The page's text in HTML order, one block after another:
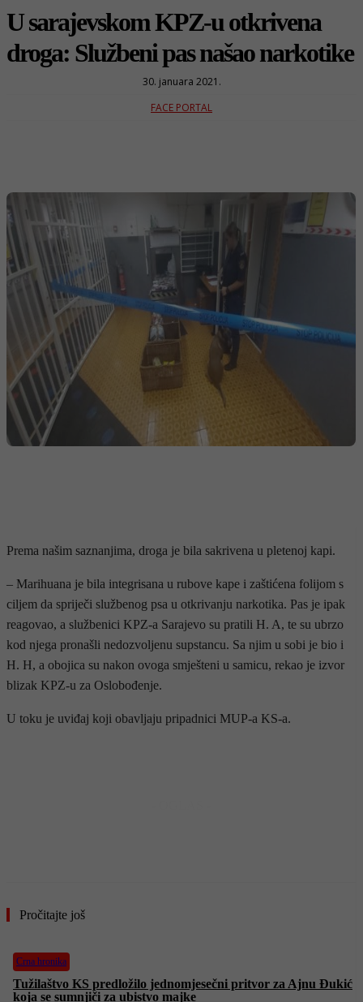
U sarajevskom KPZ-u otkrivena
droga: Službeni pas našao narkotike
30. januara 2021.
FACE PORTAL
Prema našim saznanjima, droga je bila sakrivena u pletenoj kapi.
– Marihuana je bila integrisana u rubove kape i zaštićena folijom s
ciljem da spriječi službenog psa u otkrivanju narkotika. Pas je ipak
reagovao, a službenici KPZ-a Sarajevo su pratili H. A, te su ubrzo
kod njega pronašli nedozvoljenu supstancu. Sa njim u sobi je bio i
H. H, a obojica su nakon ovoga smješteni u samicu, rekao je izvor
blizak KPZ-u za Oslobođenje.
U toku je uviđaj koji obavljaju pripadnici MUP-a KS-a.
Pročitajte još
Crna hronika
Tužilaštvo KS predložilo jednomjesečni pritvor za Ajnu Đukić
koja se sumnjiči za ubistvo majke